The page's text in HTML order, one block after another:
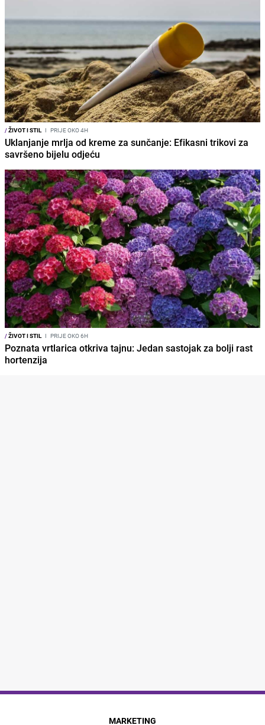
/ŽIVOT I STIL I PRIJE OKO 4H
Uklanjanje mrlja od kreme za sunčanje: Efikasni trikovi za
savršeno bijelu odjeću
/ŽIVOT I STIL I PRIJE OKO 6H
Poznata vrtlarica otkriva tajnu: Jedan sastojak za bolji rast
hortenzija
MARKETING